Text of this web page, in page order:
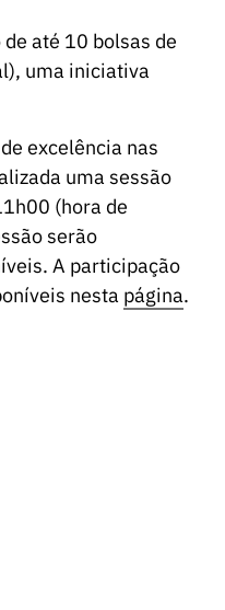
até 10 bolsas de
uma iniciativa
excelência nas
uma sessão
(hora de
serão
A participação
nesta página.